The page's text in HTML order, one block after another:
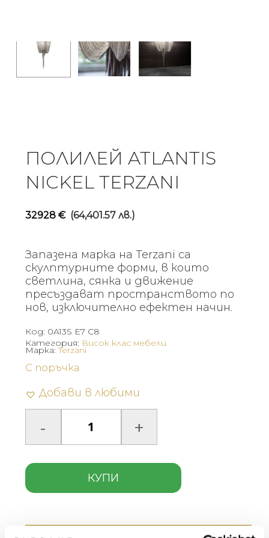
ПОЛИЛЕЙ ATLANTIS
NICKEL TERZANI
32928 € (64,401.57 лв.)
Запазена марка на Terzani са
скулптурните форми, в които
светлина, сянка и движение
пресъздават пространството по
нов, изключително ефектен начин.
Код: 0A13S E7 C8
Категория: Висок клас мебели
С поръчка
Добави в любими
КУПИ
Марка:Terzani